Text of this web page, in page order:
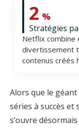
2 %
Stratégies
Netflix combine
divertissement
contenus créés
Alors que le
séries à succès et
s’ouvre